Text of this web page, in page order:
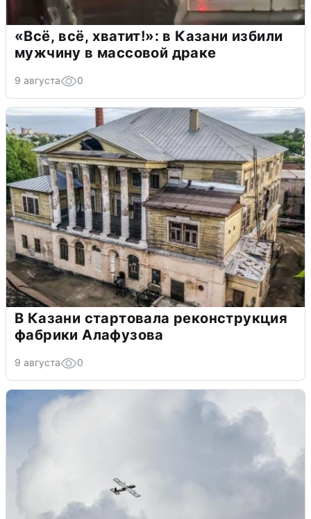
«Всё, всё, хватит!»: в Казани избили
мужчину в массовой драке
9 августа 0
В Казани стартовала реконструкция
фабрики Алафузова
9 августа 0